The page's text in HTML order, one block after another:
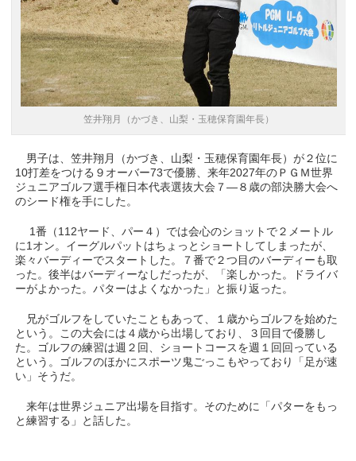
笠井翔月（かづき、山梨・玉穂保育園年長）
男子は、笠井翔月（かづき、山梨・玉穂保育園年長）が２位に
10打差をつける９オーバー73で優勝、来年2027年のＰＧＭ世界
ジュニアゴルフ選手権日本代表選抜大会７―８歳の部決勝大会へ
のシード権を手にした。
1番（112ヤード、パー４）では会心のショットで２メートル
に1オン。イーグルパットはちょっとショートしてしまったが、
楽々バーディーでスタートした。７番で２つ目のバーディーも取
った。後半はバーディーなしだったが、「楽しかった。ドライバ
ーがよかった。パターはよくなかった」と振り返った。
兄がゴルフをしていたこともあって、１歳からゴルフを始めた
という。この大会には４歳から出場しており、３回目で優勝し
た。ゴルフの練習は週２回、ショートコースを週１回回っている
という。ゴルフのほかにスポーツ鬼ごっこもやっており「足が速
い」そうだ。
来年は世界ジュニア出場を目指す。そのために「パターをもっ
と練習する」と話した。